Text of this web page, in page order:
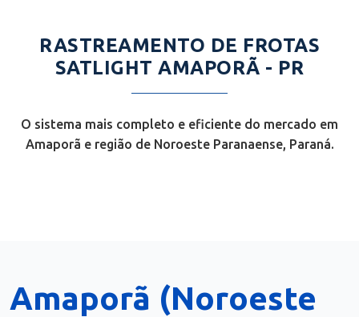
RASTREAMENTO DE FROTAS
SATLIGHT AMAPORÃ - PR
O sistema mais completo e eficiente do mercado em
Amaporã e região de Noroeste Paranaense, Paraná.
Amaporã (Noroeste